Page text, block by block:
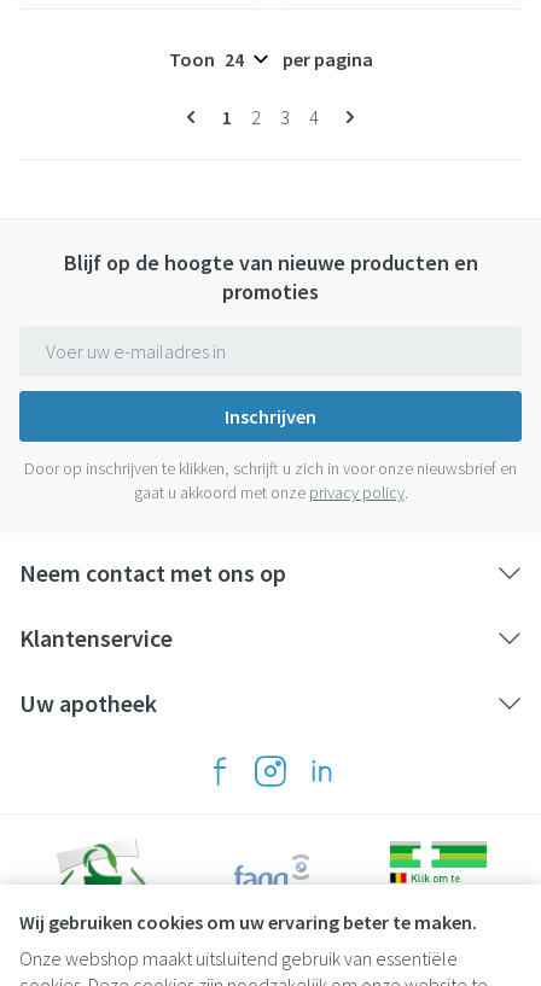
Wij gebruiken cookies om uw ervaring beter te maken.
Onze webshop maakt uitsluitend gebruik van essentiële
Pagina's
U lees momenteel pagina
1 Pagina
2 Pagina
3 Pagina
4
Toon per pagina
Blijf op de hoogte van nieuwe producten en
promoties
Inschrijven
Door op inschrijven te klikken, schrijft u zich in voor onze nieuwsbrief en
gaat u akkoord met onze privacy policy.
Neem contact met ons op
Klantenservice
Uw apotheek
Juridische links